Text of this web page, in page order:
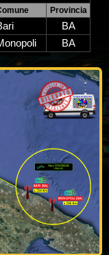
Provincia
BA
BA